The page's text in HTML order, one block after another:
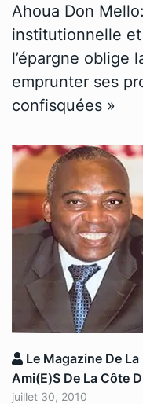
Ahoua Don
institutionnelle
l’épargne oblige
emprunter ses
confisquées »
Le Magazine De
Ami(e)s De La Côte
juillet 30, 2010